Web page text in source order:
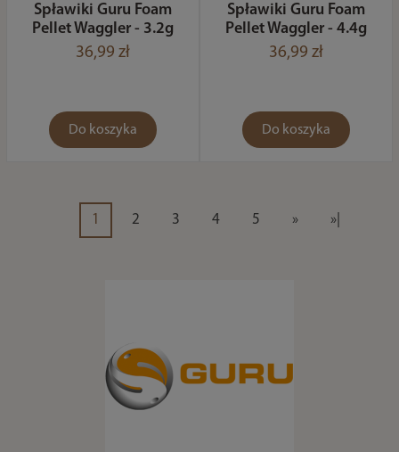
Spławiki Guru Foam
Pellet Waggler - 3.2g
36,99 zł
Do koszyka
Spławiki Guru Foam
Pellet Waggler - 4.4g
36,99 zł
Do koszyka
1 2 3 4 5 » »|